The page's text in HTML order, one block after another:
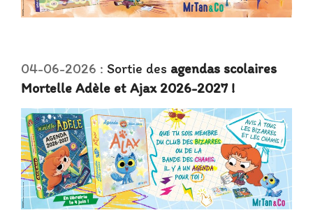
04-06-2026 : Sortie des agendas scolaires
Mortelle Adèle et Ajax 2026-2027 !